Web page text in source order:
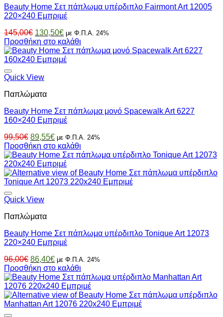
Beauty Home Σετ πάπλωμα υπέρδιπλο Fairmont Art 12005
220×240 Εμπριμέ
145,00€ Original
price
was:
145,00€.
130,50€Η
τρέχουσα
τιμή
είναι:
με Φ.Π.Α. 24%
Προσθήκη στο καλάθι
Quick View
Παπλώματα
Beauty Home Σετ πάπλωμα μονό Spacewalk Art 6227
160×240 Εμπριμέ
99,50€ Original
price
was:
99,50€.
89,55€Η
τρέχουσα
τιμή
είναι:
89,55€.
με Φ.Π.Α. 24%
Προσθήκη στο καλάθι
Quick View
Παπλώματα
Beauty Home Σετ πάπλωμα υπέρδιπλο Tonique Art 12073
220×240 Εμπριμέ
96,00€ Original
price
was:
96,00€.
86,40€Η
τρέχουσα
τιμή
είναι:
86,40€.
με Φ.Π.Α. 24%
Προσθήκη στο καλάθι